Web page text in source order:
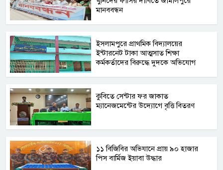
মানববন্ধন
​ইসলামপুরে প্রাথমিক বিদ্যালয়ের
ইন্টারনেট টাকা আত্মসাত শিক্ষা
কর্মকর্তাদের বিরুদ্ধে দুদকে অভিযোগ
কুবিতে সেন্টার ফর জাকাত
ম্যানেজমেন্টের উদ্যোগে বৃত্তি বিতরণ
১১ বিজিবির অভিযানে প্রায় ৯০ হাজার
পিস বার্মিজ ইয়াবা উদ্ধার